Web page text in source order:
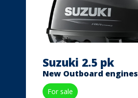
Suzuki 2.5 pk
New Outboard engines
For sale